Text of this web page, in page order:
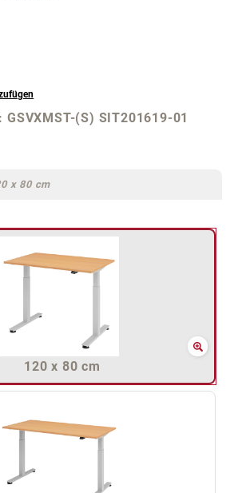
GSVXMST-(S) SIT201619-01
x 80 cm
120 x 80 cm